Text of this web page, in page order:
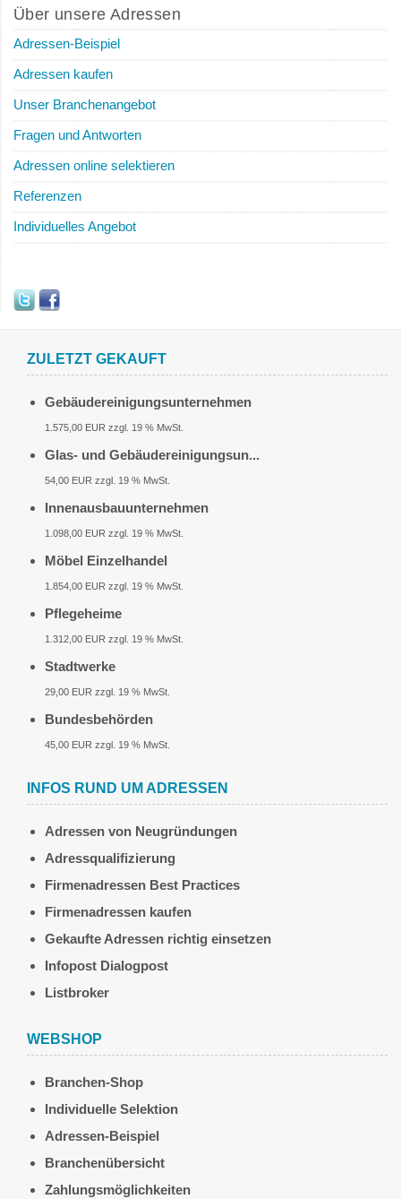
Über unsere Adressen
Adressen-Beispiel
Adressen kaufen
Unser Branchenangebot
Fragen und Antworten
Adressen online selektieren
Referenzen
Individuelles Angebot
ZULETZT GEKAUFT
Gebäudereinigungsunternehmen
1.575,00 EUR zzgl. 19 % MwSt.
Glas- und Gebäudereinigungsun...
54,00 EUR zzgl. 19 % MwSt.
Innenausbauunternehmen
1.098,00 EUR zzgl. 19 % MwSt.
Möbel Einzelhandel
1.854,00 EUR zzgl. 19 % MwSt.
Pflegeheime
1.312,00 EUR zzgl. 19 % MwSt.
Stadtwerke
29,00 EUR zzgl. 19 % MwSt.
Bundesbehörden
45,00 EUR zzgl. 19 % MwSt.
INFOS RUND UM ADRESSEN
Adressen von Neugründungen
Adressqualifizierung
Firmenadressen Best Practices
Firmenadressen kaufen
Gekaufte Adressen richtig einsetzen
Infopost Dialogpost
Listbroker
WEBSHOP
Branchen-Shop
Individuelle Selektion
Adressen-Beispiel
Branchenübersicht
Zahlungsmöglichkeiten